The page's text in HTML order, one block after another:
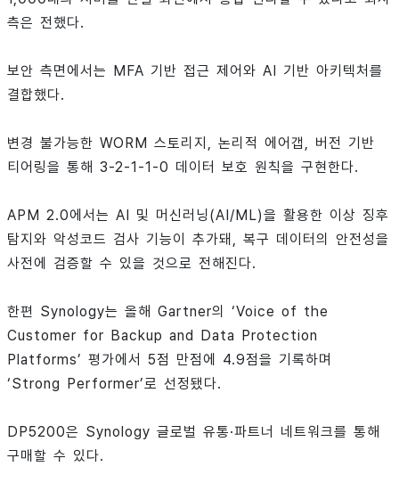
측은 전했다.
보안 측면에서는 MFA 기반 접근 제어와 AI 기반 아키텍처를
결합했다.
변경 불가능한 WORM 스토리지, 논리적 에어갭, 버전 기반
티어링을 통해 3-2-1-1-0 데이터 보호 원칙을 구현한다.
APM 2.0에서는 AI 및 머신러닝(AI/ML)을 활용한 이상 징후
탐지와 악성코드 검사 기능이 추가돼, 복구 데이터의 안전성을
사전에 검증할 수 있을 것으로 전해진다.
한편 Synology는 올해 Gartner의 ‘Voice of the
Customer for Backup and Data Protection
Platforms’ 평가에서 5점 만점에 4.9점을 기록하며
‘Strong Performer’로 선정됐다.
DP5200은 Synology 글로벌 유통·파트너 네트워크를 통해
구매할 수 있다.